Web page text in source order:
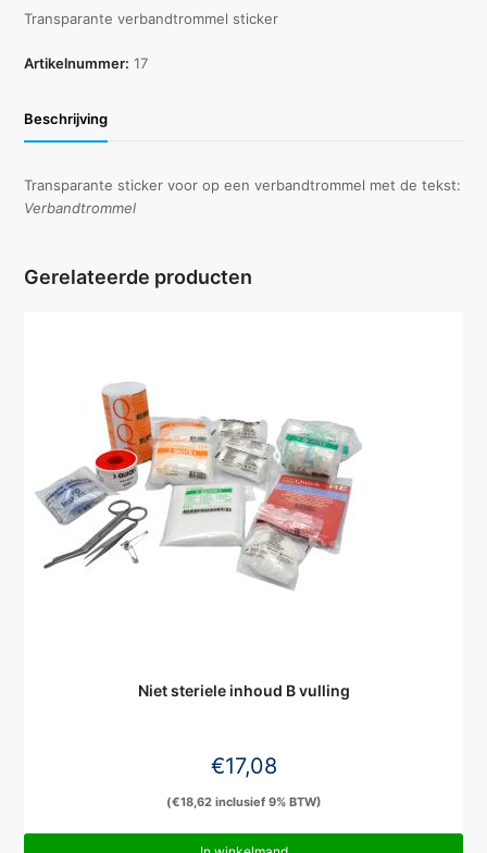
Transparante verbandtrommel sticker
Artikelnummer: 17
Beschrijving
Transparante sticker voor op een verbandtrommel met de tekst:
Verbandtrommel
Gerelateerde producten
Niet steriele inhoud B vulling
€17,08
(€18,62inclusief 9% BTW)